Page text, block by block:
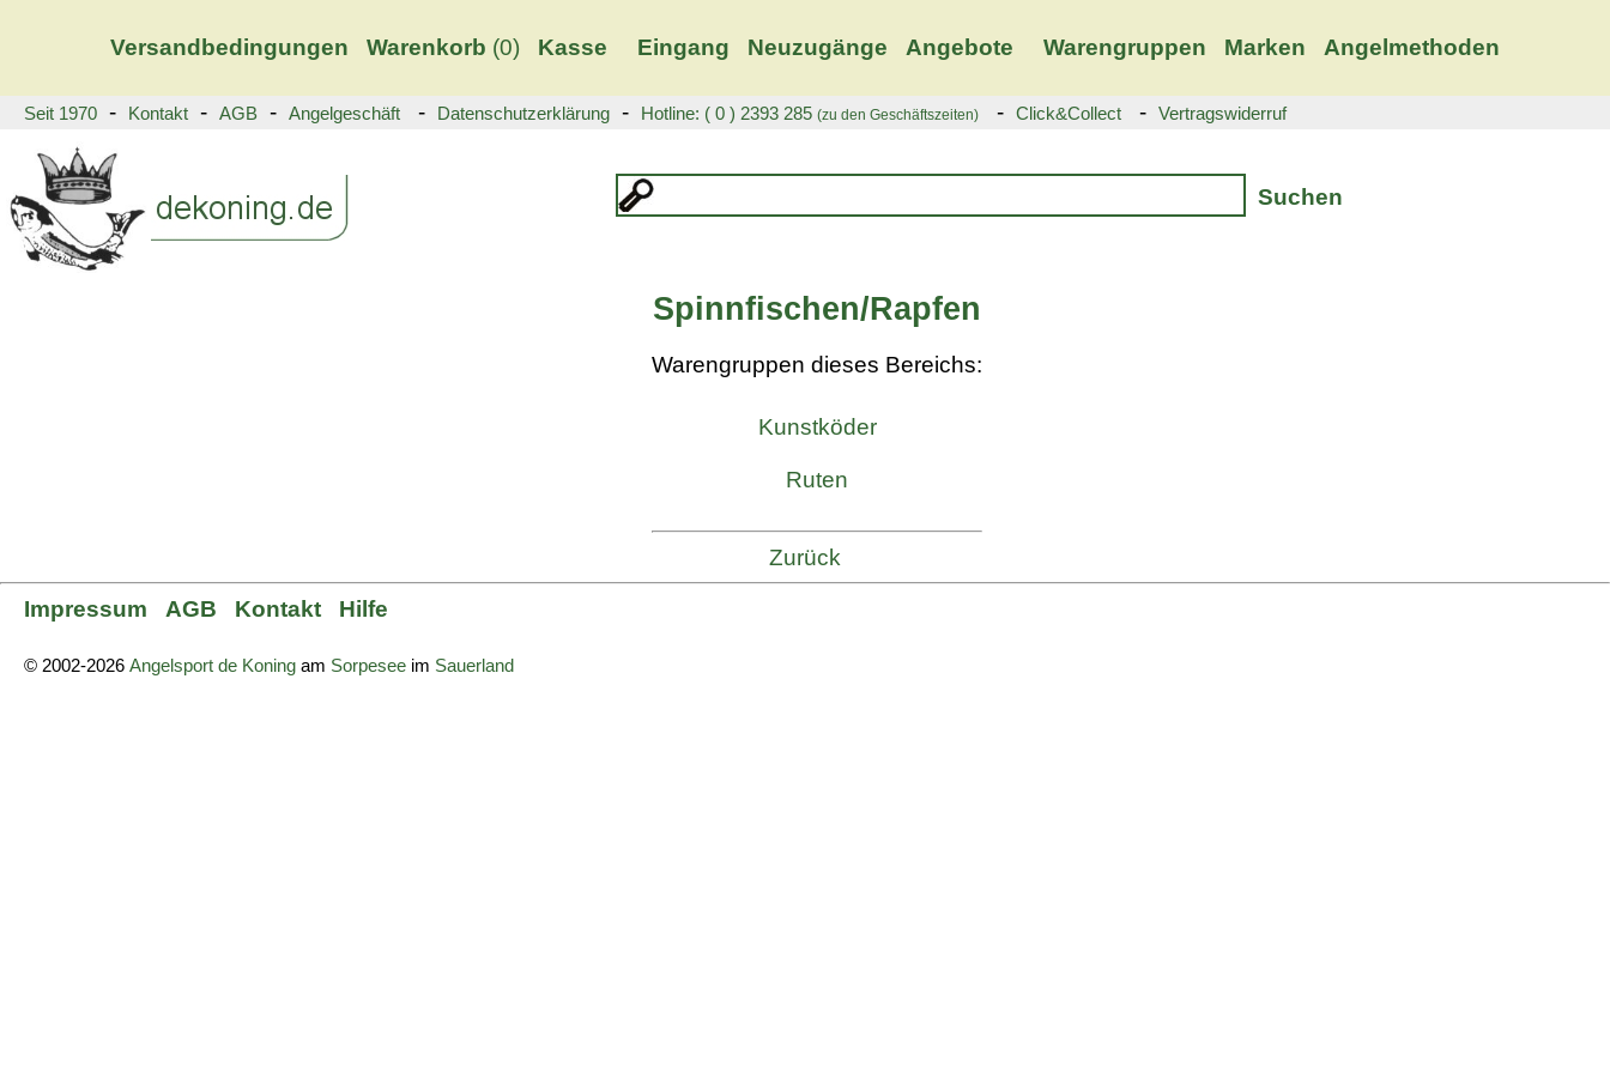
Versandbedingungen Warenkorb (0) Kasse Eingang Neuzugänge Angebote Warengruppen Marken Angelmethoden
Seit 1970 - Kontakt - AGB - Angelgeschäft - Datenschutzerklärung - Hotline: ( 0 ) 2393 285 (zu den Geschäftszeiten) - Click&Collect - Vertragswiderruf
Suchen
Spinnfischen/Rapfen
Warengruppen dieses Bereichs:
Kunstköder
Ruten
Zurück
Impressum AGB Kontakt Hilfe
© 2002-2026 Angelsport de Koning am Sorpesee im Sauerland